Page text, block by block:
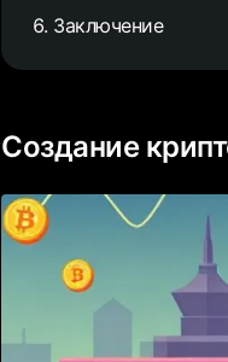
Заключение
Создание